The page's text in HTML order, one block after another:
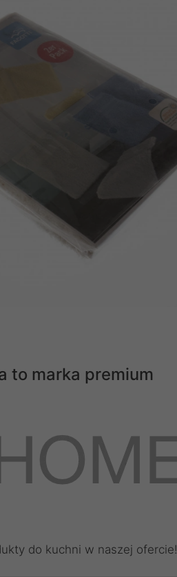
to marka premium
do kuchni w naszej ofercie!